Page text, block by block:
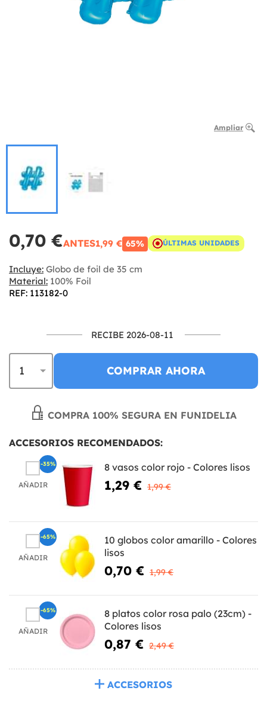
Ampliar
0,70 €ANTES1,99 € 65% ÚLTIMAS UNIDADES
Incluye: Globo de foil de 35 cm
Material: 100% Foil
REF: 113182-0
RECIBE 2026-08-11
COMPRAR AHORA
COMPRA 100% SEGURA EN FUNIDELIA
ACCESORIOS RECOMENDADOS:
AÑADIR
8 vasos color rojo - Colores lisos
1,29 € 1,99 €
-35%
AÑADIR
10 globos color amarillo - Colores
lisos
0,70 € 1,99 €
-65%
AÑADIR
8 platos color rosa palo (23cm) -
Colores lisos
0,87 € 2,49 €
-65%
ACCESORIOS